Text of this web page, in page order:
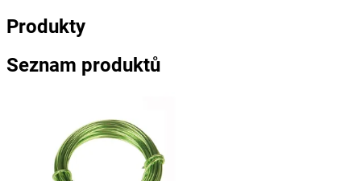
Produkty
Seznam produktů